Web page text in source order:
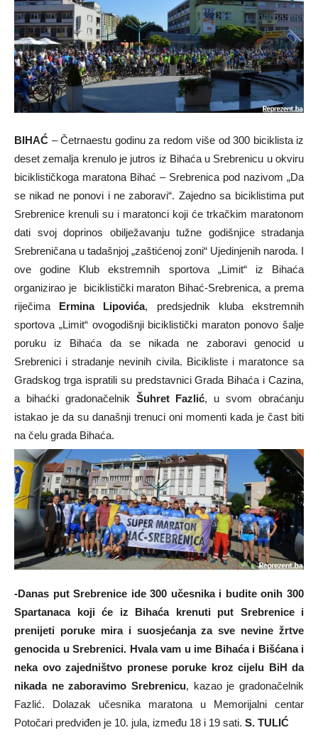
BIHAĆ – Četrnaestu godinu za redom više od 300 biciklista iz
deset zemalja krenulo je jutros iz Bihaća u Srebrenicu u okviru
biciklističkoga maratona Bihać – Srebrenica pod nazivom „Da
se nikad ne ponovi i ne zaboravi“. Zajedno sa biciklistima put
Srebrenice krenuli su i maratonci koji će trkačkim maratonom
dati svoj doprinos obilježavanju tužne godišnjice stradanja
Srebreničana u tadašnjoj „zaštićenoj zoni“ Ujedinjenih naroda. I
ove godine Klub ekstremnih sportova „Limit“ iz Bihaća
organizirao je biciklistički maraton Bihać-Srebrenica, a prema
riječima Ermina Lipovića, predsjednik kluba ekstremnih
sportova „Limit“ ovogodišnji biciklistički maraton ponovo šalje
poruku iz Bihaća da se nikada ne zaboravi genocid u
Srebrenici i stradanje nevinih civila. Bicikliste i maratonce sa
Gradskog trga ispratili su predstavnici Grada Bihaća i Cazina,
a bihaćki gradonačelnik Šuhret Fazlić, u svom obraćanju
istakao je da su današnji trenuci oni momenti kada je čast biti
na čelu grada Bihaća.
-Danas put Srebrenice ide 300 učesnika i budite onih 300
Spartanaca koji će iz Bihaća krenuti put Srebrenice i
prenijeti poruke mira i suosjećanja za sve nevine žrtve
genocida u Srebrenici. Hvala vam u ime Bihaća i Bišćana i
neka ovo zajedništvo pronese poruke kroz cijelu BiH da
nikada ne zaboravimo Srebrenicu, kazao je gradonačelnik
Fazlić. Dolazak učesnika maratona u Memorijalni centar
Potočari predviđen je 10. jula, između 18 i 19 sati. S. TULIĆ